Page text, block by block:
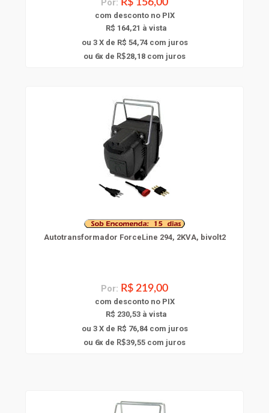
Por: R$ 156,00
com desconto no PIX
R$ 164,21 à vista
ou 3 X de R$ 54,74com juros
ou 6x de R$28,18 com juros
Autotransformador ForceLine 294, 2KVA, bivolt2
Por: R$ 219,00
com desconto no PIX
R$ 230,53 à vista
ou 3 X de R$ 76,84com juros
ou 6x de R$39,55 com juros